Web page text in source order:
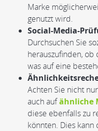
Marke
genutzt wird.
Social-Media-
Durchsuchen Sie
herauszufinden,
was auf eine
Achten Sie nicht
auch aufähnliche
diese ebenfalls zu
könnten. Dies